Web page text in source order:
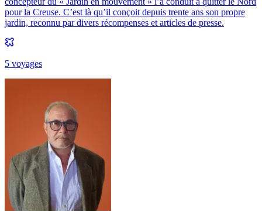
pour la Creuse. C’est là qu’il conçoit depuis trente ans son propre
jardin, reconnu par divers récompenses et articles de presse.
5 voyages